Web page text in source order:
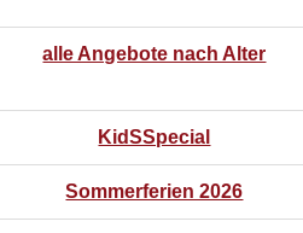
alle Angebote nach Alter
KidSSpecial
Sommerferien 2026